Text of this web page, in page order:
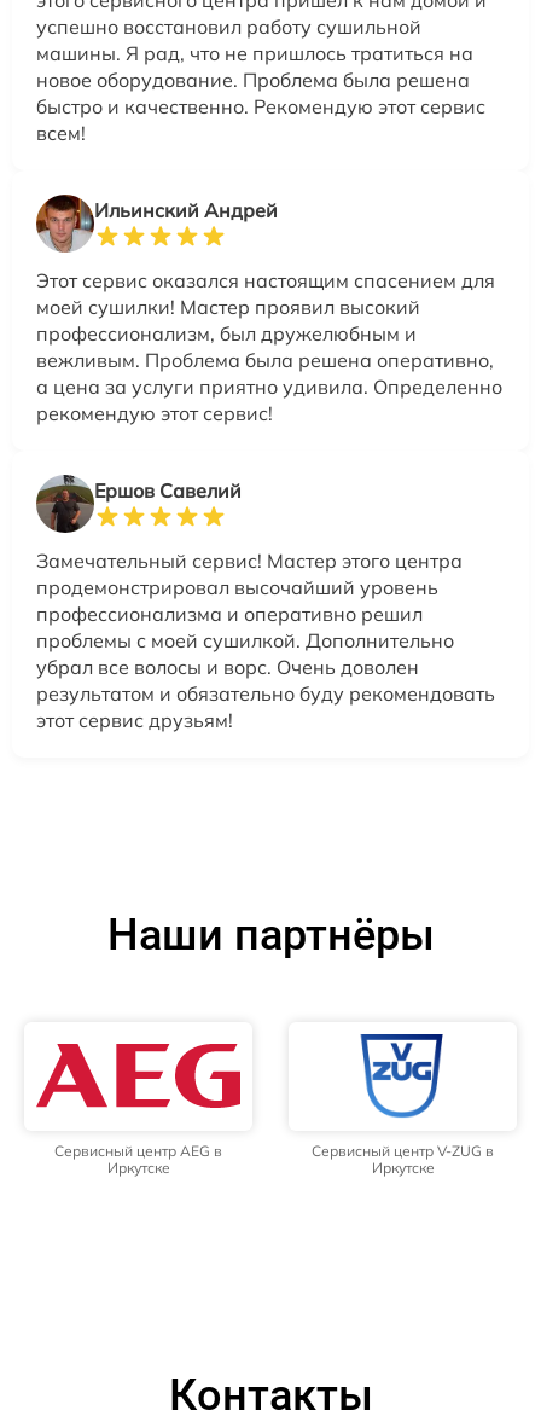
успешно восстановил работу сушильной
машины. Я рад, что не пришлось тратиться на
новое оборудование. Проблема была решена
быстро и качественно. Рекомендую этот сервис
всем!
Ильинский Андрей
Этот сервис оказался настоящим спасением для
моей сушилки! Мастер проявил высокий
профессионализм, был дружелюбным и
вежливым. Проблема была решена оперативно,
а цена за услуги приятно удивила. Определенно
рекомендую этот сервис!
Ершов Савелий
Замечательный сервис! Мастер этого центра
продемонстрировал высочайший уровень
профессионализма и оперативно решил
проблемы с моей сушилкой. Дополнительно
убрал все волосы и ворс. Очень доволен
результатом и обязательно буду рекомендовать
этот сервис друзьям!
Наши партнёры
Сервисный центр AEG в
Иркутске
Сервисный центр V-ZUG в
Иркутске
Контакты